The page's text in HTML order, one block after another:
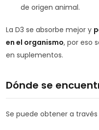
de origen animal.
La D3 se absorbe mejor y
en el organismo, por eso
en suplementos.
Dónde se
Se puede obtener a